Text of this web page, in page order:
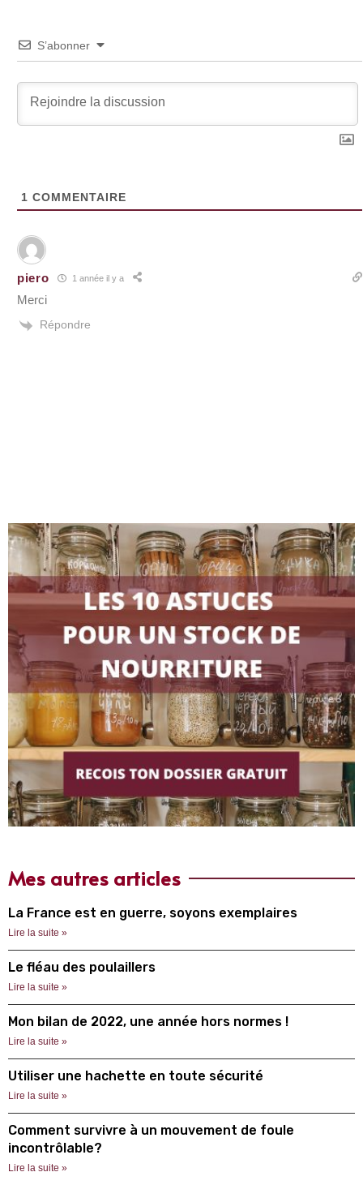
S’abonner
1 COMMENTAIRE
piero 1 année il y a
Merci
Répondre
Mes autres articles
La France est en guerre, soyons exemplaires
Lire la suite »
Le fléau des poulaillers
Lire la suite »
Mon bilan de 2022, une année hors normes !
Lire la suite »
Utiliser une hachette en toute sécurité
Lire la suite »
Comment survivre à un mouvement de foule
incontrôlable?
Lire la suite »